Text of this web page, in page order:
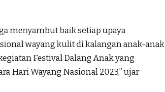
menyambut baik setiap upaya
wayang kulit di kalangan anak-anak
Festival Dalang Anak yang
Hari Wayang Nasional 2023,” ujar